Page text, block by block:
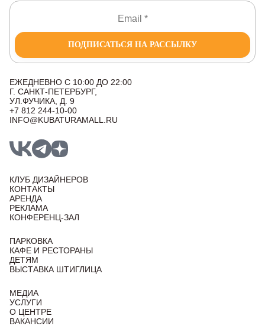
ПОДПИСАТЬСЯ НА РАССЫЛКУ
ЕЖЕДНЕВНО С 10:00 ДО 22:00
Г. САНКТ-ПЕТЕРБУРГ,
УЛ.ФУЧИКА, Д. 9
+7 812 244-10-00
INFO@KUBATURAMALL.RU
КЛУБ ДИЗАЙНЕРОВ
КОНТАКТЫ
АРЕНДА
РЕКЛАМА
КОНФЕРЕНЦ-ЗАЛ
ПАРКОВКА
КАФЕ И РЕСТОРАНЫ
ДЕТЯМ
ВЫСТАВКА ШТИГЛИЦА
МЕДИА
УСЛУГИ
О ЦЕНТРЕ
ВАКАНСИИ